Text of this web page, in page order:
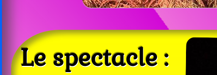
Le spectacle :